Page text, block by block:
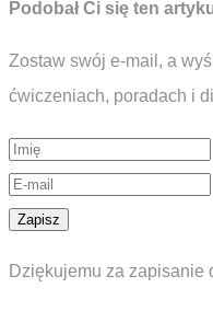
Podobał Ci się ten
Zostaw swój e-mail, a
ćwiczeniach, poradach i
Dziękujemu za zapisanie